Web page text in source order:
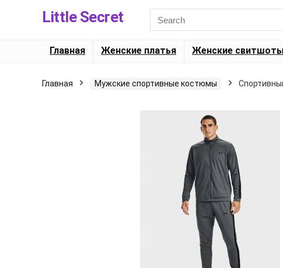
Little Secret
Главная Женские платья Женские
Главная Мужские спортивные костюмы